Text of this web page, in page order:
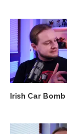
Irish Car Bomb